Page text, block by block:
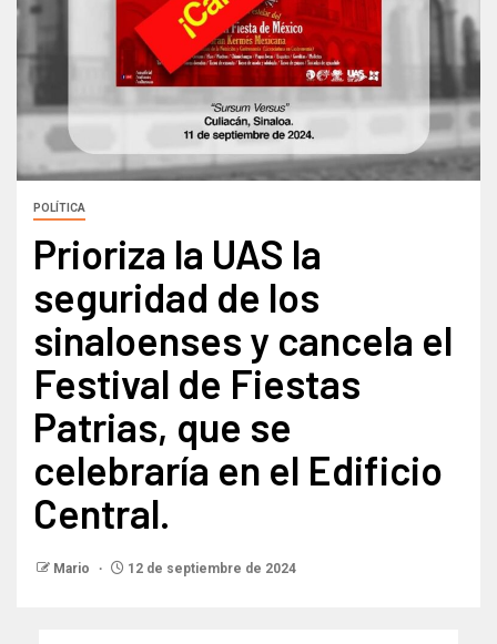
POLÍTICA
Prioriza la UAS la
seguridad de los
sinaloenses y cancela el
Festival de Fiestas
Patrias, que se
celebraría en el Edificio
Central.
Mario 12 de septiembre de 2024